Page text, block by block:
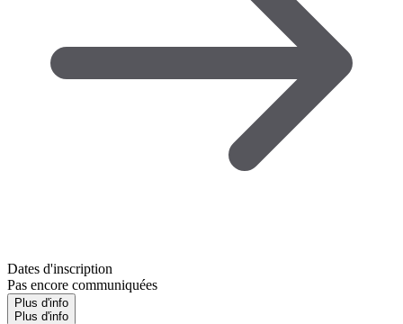
Dates d'inscription
Pas encore communiquées
Plus d'info
Plus d'info